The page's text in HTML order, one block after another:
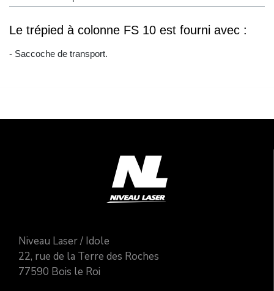
Le trépied à colonne FS 10 est fourni avec :
- Saccoche de transport.
Niveau Laser / Idole
22, rue de la Terre des Roches
77590 Bois le Roi